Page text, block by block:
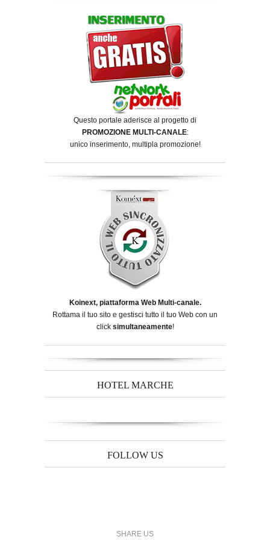
Questo portale aderisce al progetto di
PROMOZIONE MULTI-CANALE:
unico inserimento, multipla promozione!
Koinext, piattaforma Web Multi-canale.
Rottama il tuo sito e gestisci tutto il tuo Web con un
click simultaneamente!
HOTEL MARCHE
FOLLOW US
SHARE US